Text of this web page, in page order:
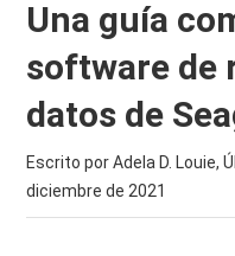
Una guía
software de
datos de
Escrito por Adela D. Louie,
diciembre de 2021